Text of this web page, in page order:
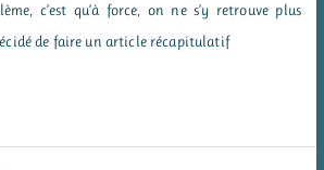
c’est qu’à force, on ne s’y retrouve plus
de faire un article récapitulatif